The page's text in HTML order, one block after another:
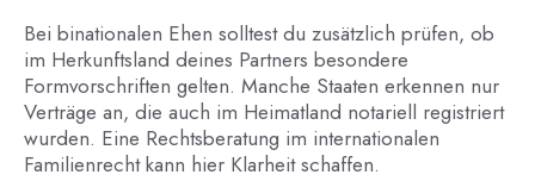
Bei binationalen Ehen solltest du zusätzlich prüfen, ob
im Herkunftsland deines Partners besondere
Formvorschriften gelten. Manche Staaten erkennen nur
Verträge an, die auch im Heimatland notariell registriert
wurden. Eine Rechtsberatung im internationalen
Familienrecht kann hier Klarheit schaffen.